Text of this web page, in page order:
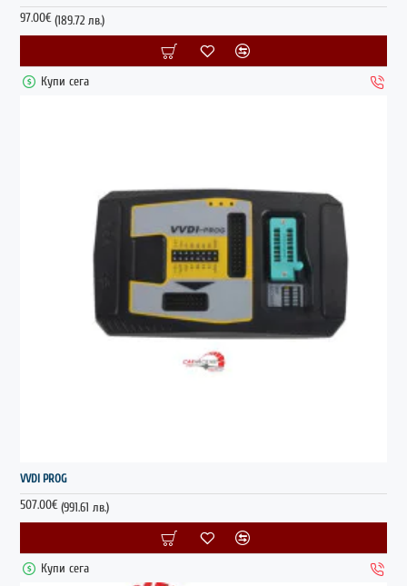
97.00€(189.72 лв.)
Купи сега
VVDI PROG
507.00€(991.61 лв.)
Купи сега